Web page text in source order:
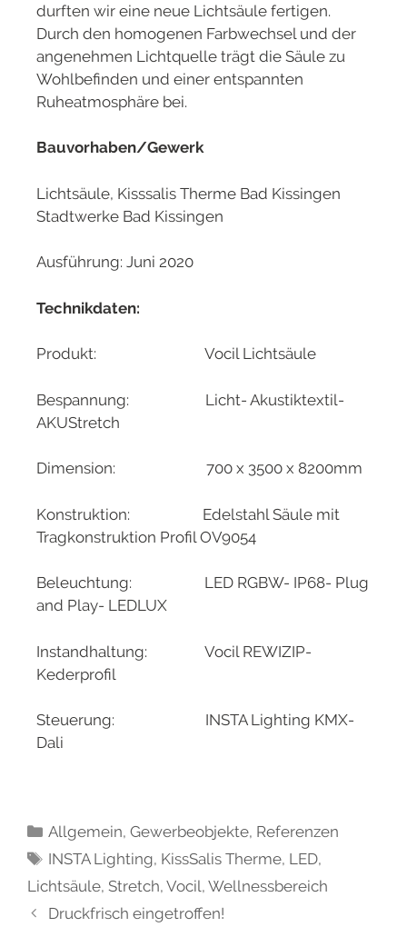
durften wir eine neue Lichtsäule fertigen.
Durch den homogenen Farbwechsel und der
angenehmen Lichtquelle trägt die Säule zu
Wohlbefinden und einer entspannten
Ruheatmosphäre bei.
Bauvorhaben/Gewerk
Lichtsäule, Kisssalis Therme Bad Kissingen
Stadtwerke Bad Kissingen
Ausführung: Juni 2020
Technikdaten:
Produkt: Vocil Lichtsäule
Bespannung: Licht- Akustiktextil-
AKUStretch
Dimension: 700 x 3500 x 8200mm
Konstruktion: Edelstahl Säule mit
Tragkonstruktion Profil OV9054
Beleuchtung: LED RGBW- IP68- Plug
and Play- LEDLUX
Instandhaltung: Vocil REWIZIP-
Kederprofil
Steuerung: INSTA Lighting KMX-
Dali
Allgemein,Gewerbeobjekte, Referenzen
INSTA Lighting, KissSalis Therme, LED,
Lichtsäule, Stretch, Vocil, Wellnessbereich
Druckfrisch eingetroffen!